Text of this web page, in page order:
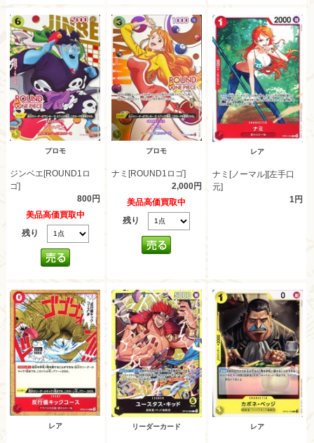
プロモ
ジンベエ[ROUND1ロ
ゴ]
800円
美品高価買取中
残り
プロモ
ナミ[ROUND1ロゴ]
2,000円
美品高価買取中
残り
レア
ナミ[ノーマル][左手口
元]
1円
レア リーダーカード レア